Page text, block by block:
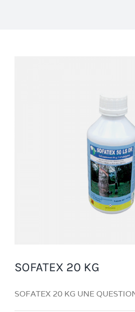
SOFATEX 20 KG
SOFATEX 20 KG UNE